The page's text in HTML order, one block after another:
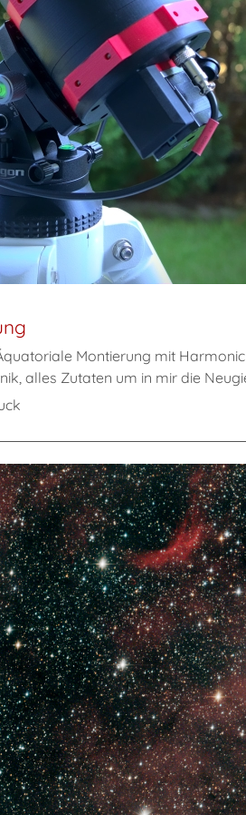
Montierung mit
alles Zutaten um in mir die